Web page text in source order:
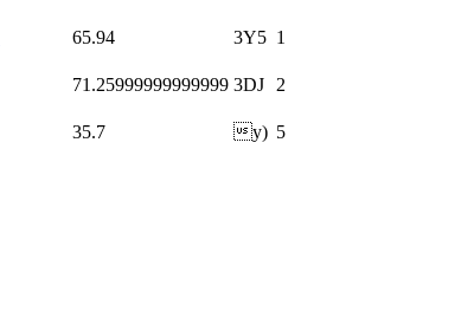
65.94 3Y5 1
71.25999999999999 3DJ 2
35.7 y) 5